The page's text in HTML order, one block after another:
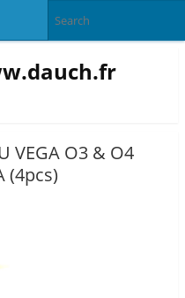
VEGA O3 & O4
(4pcs)